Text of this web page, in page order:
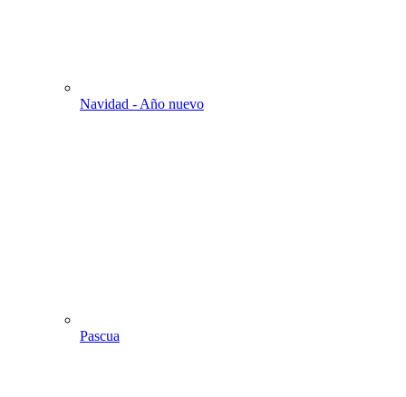
Navidad - Año nuevo
Pascua